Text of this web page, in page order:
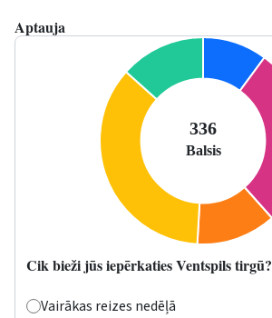
Aptauja
Cik bieži jūs iepērkaties Ventspils tirgū?
Vairākas reizes nedēļā